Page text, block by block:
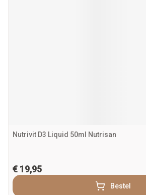
Nutrivit D3 Liquid 50ml Nutrisan
€ 19,95
Bestel